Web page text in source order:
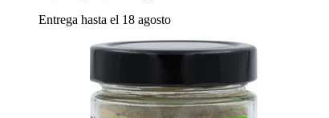
Entrega hasta el 18 agosto